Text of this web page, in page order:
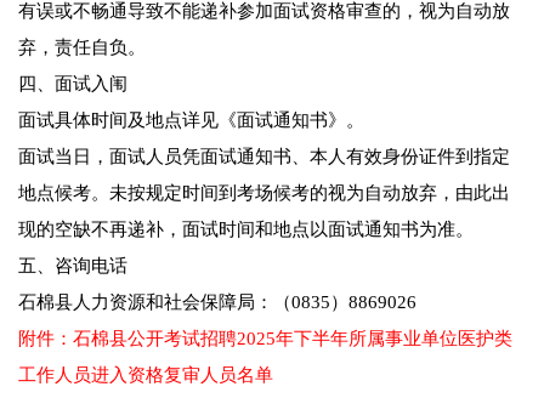
有误或不畅通导致不能递补参加面试资格审查的，视为自动放
弃，责任自负。
四、面试入闱
面试具体时间及地点详见《面试通知书》。
面试当日，面试人员凭面试通知书、本人有效身份证件到指定
地点候考。未按规定时间到考场候考的视为自动放弃，由此出
现的空缺不再递补，面试时间和地点以面试通知书为准。
五、咨询电话
石棉县人力资源和社会保障局：（0835）8869026
附件：石棉县公开考试招聘2025年下半年所属事业单位医护类
工作人员进入资格复审人员名单